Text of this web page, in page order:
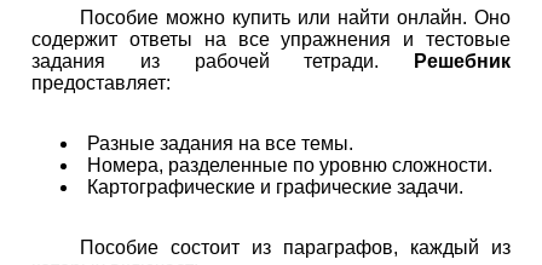
Пособие можно купить или найти онлайн. Оно
содержит ответы на все упражнения и тестовые
задания из рабочей тетради.
Решебник
предоставляет:
Разные задания на все темы.
Номера, разделенные по уровню сложности.
Картографические и графические задачи.
Пособие состоит из параграфов, каждый из